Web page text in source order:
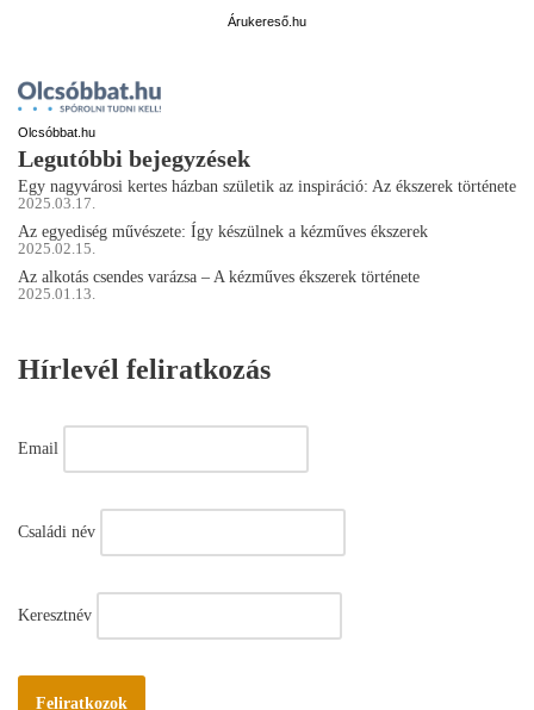
Árukereső.hu
Olcsóbbat.hu
Legutóbbi bejegyzések
Egy nagyvárosi kertes házban születik az inspiráció: Az ékszerek története
2025.03.17.
Az egyediség művészete: Így készülnek a kézműves ékszerek
2025.02.15.
Az alkotás csendes varázsa – A kézműves ékszerek története
2025.01.13.
Hírlevél feliratkozás
Email
Családi név
Keresztnév